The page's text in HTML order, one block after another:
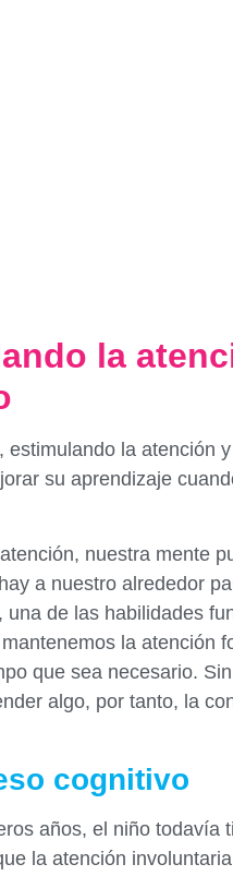
la
estimulando la atención
su aprendizaje
nuestra mente
a nuestro alrededor
una de las habilidades
la atención
que sea necesario.
algo, por tanto, la
cognitivo
años, el niño todavía
la atención